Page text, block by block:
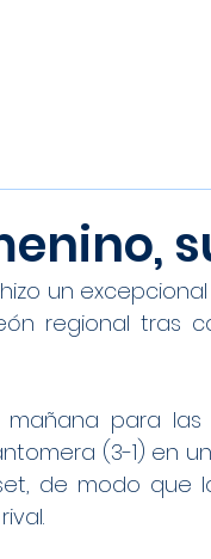
un
regional tras
para
(3-1) en
de modo que